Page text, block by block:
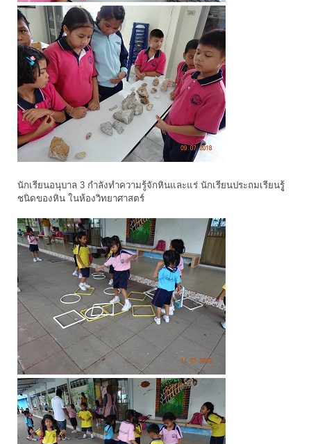
นักเรียนอนุบาล 3 กำลังทำความรู้จักหินและแร่ นักเรียนประถมเรียนรูู้
ชนิดของหิน ในห้องวิทยาศาสตร์